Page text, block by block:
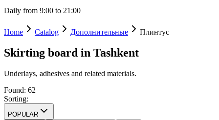
Daily from 9:00 to 21:00
Home Catalog Дополнительные Плинтус
Skirting board in Tashkent
Underlays, adhesives and related materials.
Found: 62
Sorting:
POPULAR